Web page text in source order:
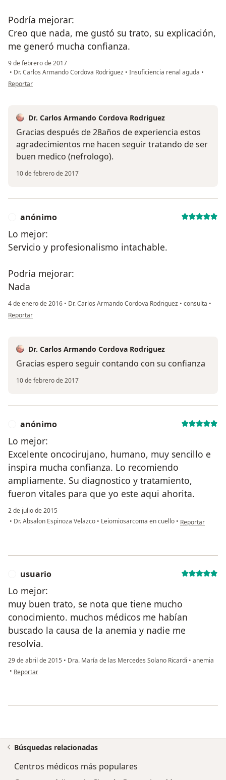
Podría mejorar:
Creo que nada, me gustó su trato, su explicación,
me generó mucha confianza.
9 de febrero de 2017
• Dr. Carlos Armando Cordova Rodriguez • Insuficiencia renal aguda •
en opinión del usuario Cuenta eliminada
Reportar
Dr. Carlos Armando Cordova Rodriguez
Gracias después de 28años de experiencia estos
agradecimientos me hacen seguir tratando de ser
buen medico (nefrologo).
10 de febrero de 2017
anónimo
Lo mejor:
Servicio y profesionalismo intachable.
Podría mejorar:
Nada
4 de enero de 2016 • Dr. Carlos Armando Cordova Rodriguez • consulta •
en opinión del usuario anónimo
Reportar
Dr. Carlos Armando Cordova Rodriguez
Gracias espero seguir contando con su confianza
10 de febrero de 2017
anónimo
Lo mejor:
Excelente oncocirujano, humano, muy sencillo e
inspira mucha confianza. Lo recomiendo
ampliamente. Su diagnostico y tratamiento,
fueron vitales para que yo este aqui ahorita.
2 de julio de 2015
• Dr. Absalon Espinoza Velazco • Leiomiosarcoma en cuello • en opinión del
Reportar
usuario
Lo mejor:
muy buen trato, se nota que tiene mucho
conocimiento. muchos médicos me habían
buscado la causa de la anemia y nadie me
resolvía.
29 de abril de 2015 • Dra. María de las Mercedes Solano Ricardi • anemia
• en opinión del usuario usuario
Reportar
Búsquedas relacionadas
Centros médicos más populares